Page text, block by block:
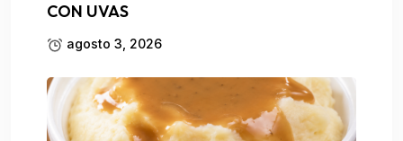
CON UVAS
agosto 3, 2026